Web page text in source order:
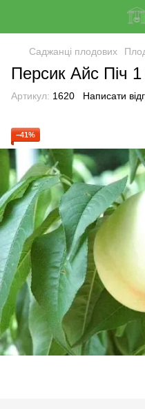
Саджанці плодових
Персик Айс Піч 1
Артикул: 1620 Написати
−41%